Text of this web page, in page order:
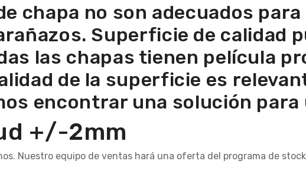
chapa no son adecuados
Superficie de calidad
las chapas tienen película
de la superficie es
encontrar una solución para
+/-2mm
Nuestro equipo de ventas hará una oferta del programa de